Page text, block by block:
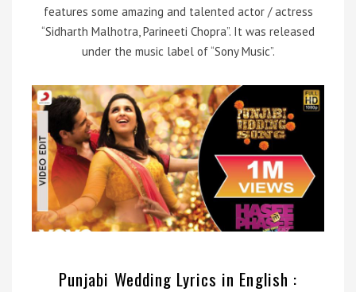
features some amazing and talented actor / actress
“Sidharth Malhotra, Parineeti Chopra”. It was released
under the music label of “Sony Music”.
Punjabi Wedding Lyrics in English :